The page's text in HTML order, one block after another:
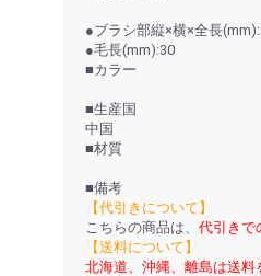
●ブラシ部縦×横×全長
●毛長(mm):30
■カラー
■生産国
中国
■材質
■備考
【代引きについて】
こちらの商品は、 代引きで
【送料について】
北海道、沖縄、離島は送料